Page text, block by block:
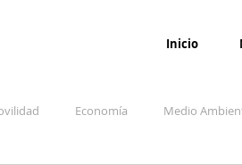
Inicio
Economía Medio